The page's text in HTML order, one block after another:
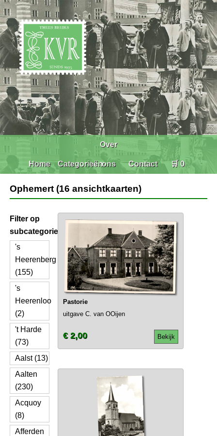
Home Categorieën
Over
ons Contact 🛒 0
Ophemert (16 ansichtkaarten)
Filter op
subcategorie
's
Heerenberg
(155)
's
Heerenloo
(2)
't Harde
(73)
Aalst (13)
Aalten
(230)
Acquoy
(8)
Afferden
Pastorie
uitgave C. van OOijen
Bekijk
€ 2,00